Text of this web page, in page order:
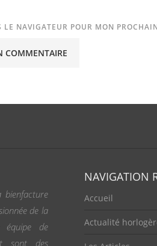
NAVIGATEUR POUR MON
bienfacture
de la
équipe de
sont des
NAVIGATION
Accueil
Actualité